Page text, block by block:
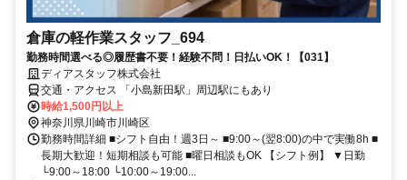
倉庫の軽作業スタッフ_694
勤務時間選べる◎履歴書不要！経験不問！日払いOK！【031】
ディアスタッフ株式会社
交通・アクセス 「小島新田駅」周辺駅にもあり
時給1,500円以上
神奈川県川崎市川崎区
勤務時間詳細 ■シフト自由！週3日～ ■9:00～(翌8:00)の中で実働8h ■
長期大歓迎！短期相談も可能 ■曜日相談もOK 【シフト例】 ▼日勤
└9:00～18:00 └10:00～19:00...